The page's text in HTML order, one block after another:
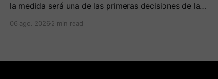
la medida será una de las primeras decisiones de la
agosto.
06 ago. 2026 2 min read